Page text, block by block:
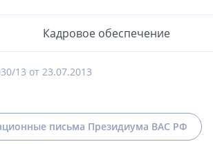
Кадровое обеспечение
13 от 23.07.2013
письма Президиума ВАС РФ